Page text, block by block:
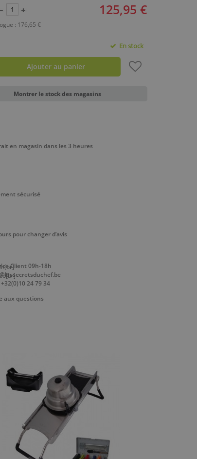
125,95 €
: 176,65 €
En stock
Ajouter au panier
Montrer le stock des magasins
en magasin dans les 3 heures
sécurisé
pour changer d’avis
Client 09h-18h
+32(0)10 24 79 34
aux questions